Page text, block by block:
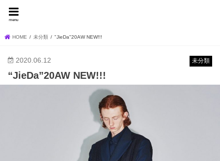
menu
HOME 未分類 "JieDa"20AW NEW!!!
未分類
2020.06.12
“JieDa”20AW NEW!!!